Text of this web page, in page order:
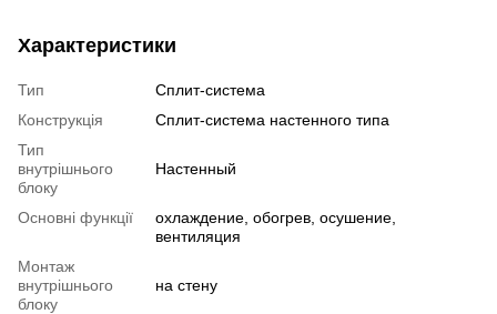
Характеристики
Тип
Сплит-система
Конструкція
Cплит-система настенного типа
Тип
внутрішнього
блоку
Настенный
Основні функції
охлаждение, обогрев, осушение,
вентиляция
Монтаж
внутрішнього
блоку
на стену